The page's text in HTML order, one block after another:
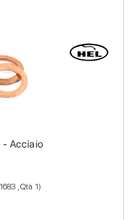
- Acciaio
, Qtà 1)